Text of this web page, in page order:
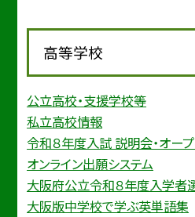
高等学校
公立高校・支援学校等
私立高校情報
令和８年度入試 説明会・オー
オンライン出願システム
大阪府公立令和８年度入学者
大阪版中学校で学ぶ英単語集